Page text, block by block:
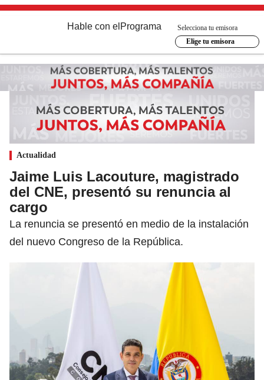
Hable con el Programa
Selecciona tu emisora
Elige tu emisora
Actualidad
Jaime Luis Lacouture, magistrado
del CNE, presentó su renuncia al
cargo
La renuncia se presentó en medio de la instalación
del nuevo Congreso de la República.